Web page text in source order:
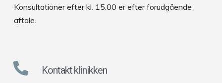
Konsultationer efter kl. 15.00 er efter forudgående
aftale.
Kontakt klinikken